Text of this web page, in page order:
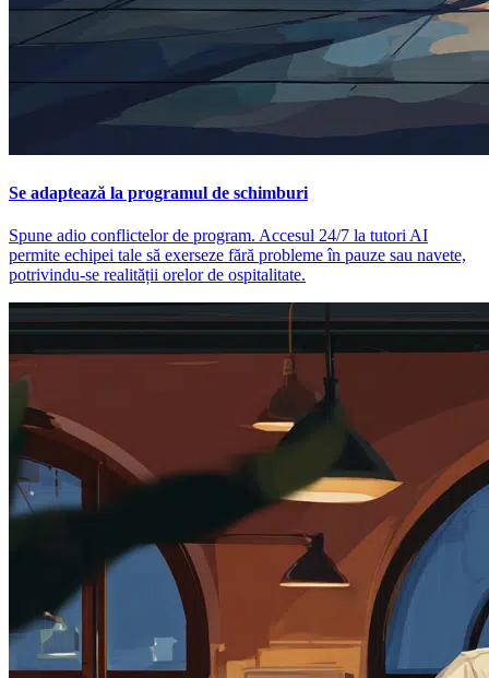
Se adaptează la programul de schimburi
Spune adio conflictelor de program. Accesul 24/7 la tutori AI
permite echipei tale să exerseze fără probleme în pauze sau navete,
potrivindu-se realității orelor de ospitalitate.